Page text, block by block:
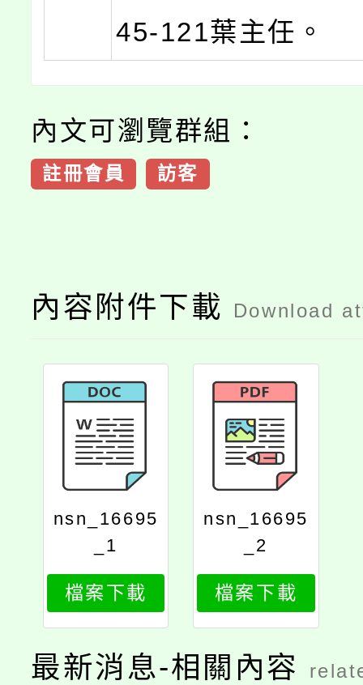
45-121葉主任。
內文可瀏覽群組：
註冊會員 訪客
內容附件下載 Download
nsn_16695
_1
檔案下載
nsn_16695
_2
檔案下載
最新消息-相關內容